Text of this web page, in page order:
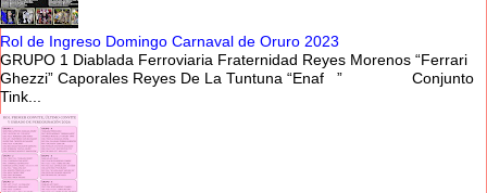
Rol de Ingreso Domingo Carnaval de Oruro 2023
GRUPO 1 Diablada Ferroviaria Fraternidad Reyes Morenos “Ferrari
Ghezzi” Caporales Reyes De La Tuntuna “Enaf ” Conjunto
Tink...